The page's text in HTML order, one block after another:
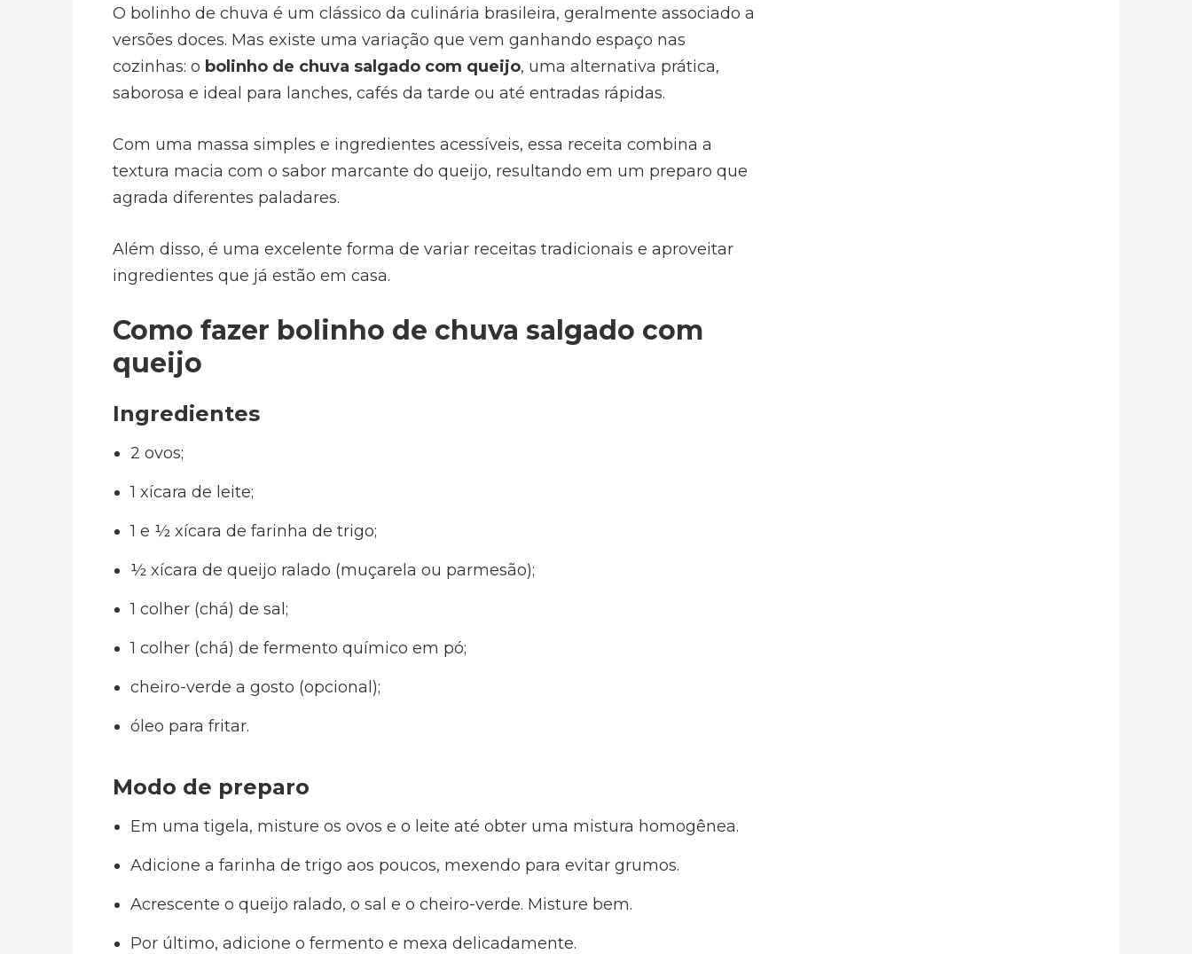
O bolinho de chuva é um clássico da culinária brasileira, geralmente associado a
versões doces. Mas existe uma variação que vem ganhando espaço nas
cozinhas: o bolinho de chuva salgado com queijo, uma alternativa prática,
saborosa e ideal para lanches, cafés da tarde ou até entradas rápidas.
Com uma massa simples e ingredientes acessíveis, essa receita combina a
textura macia com o sabor marcante do queijo, resultando em um preparo que
agrada diferentes paladares.
Além disso, é uma excelente forma de variar receitas tradicionais e aproveitar
ingredientes que já estão em casa.
Como fazer bolinho de chuva salgado com
queijo
Ingredientes
2 ovos;
1 xícara de leite;
1 e ½ xícara de farinha de trigo;
½ xícara de queijo ralado (muçarela ou parmesão);
1 colher (chá) de sal;
1 colher (chá) de fermento químico em pó;
cheiro-verde a gosto (opcional);
óleo para fritar.
Modo de preparo
Em uma tigela, misture os ovos e o leite até obter uma mistura homogênea.
Adicione a farinha de trigo aos poucos, mexendo para evitar grumos.
Acrescente o queijo ralado, o sal e o cheiro-verde. Misture bem.
Por último, adicione o fermento e mexa delicadamente.